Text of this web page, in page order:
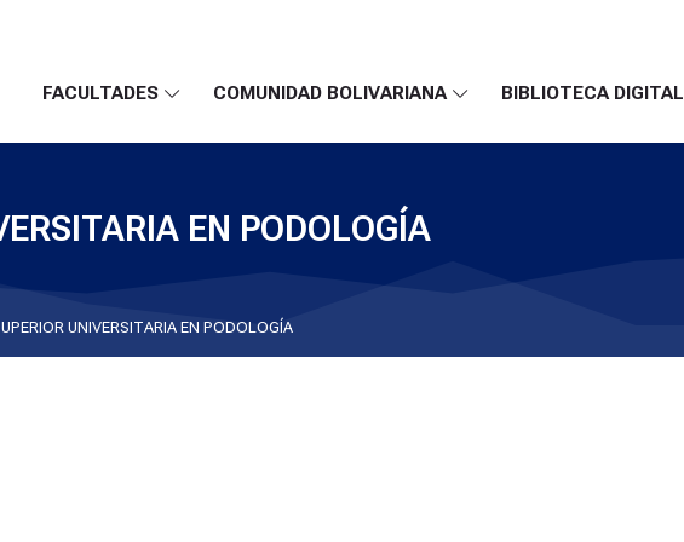
FACULTADES COMUNIDAD BOLIVARIANA BIBLIOTECA DIGITAL
EN PODOLOGÍA
UNIVERSITARIA EN PODOLOGÍA